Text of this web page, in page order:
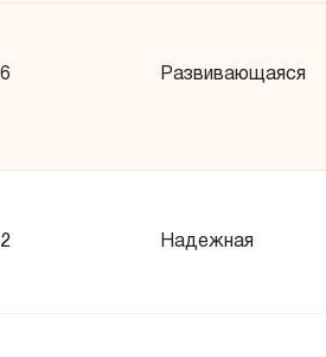
Развивающаяся
Надежная